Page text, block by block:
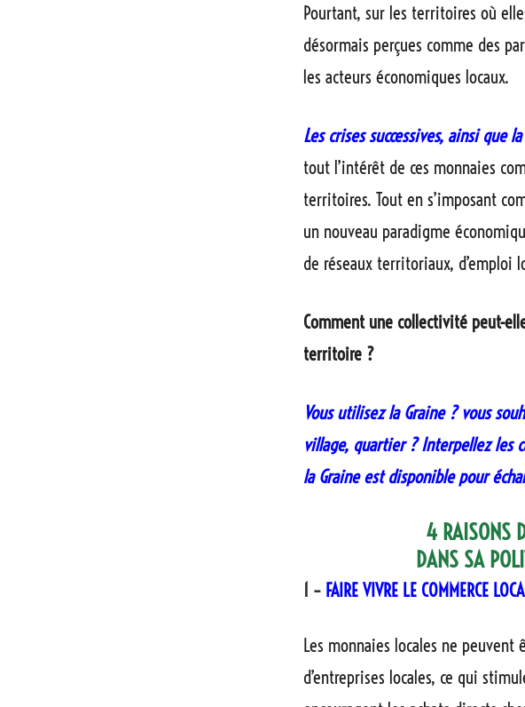
Pourtant, sur les territoires où
désormais perçues comme des
les acteurs économiques locaux.
Les crises successives, ainsi que
tout l’intérêt de ces monnaies
territoires. Tout en s’imposant
un nouveau paradigme
de réseaux territoriaux, d’emploi
Comment une collectivité peut-
territoire ?
Vous utilisez la Graine ? vous
village, quartier ? Interpellez les
la Graine est disponible pour
4 RAISONS
DANS SA
1 – FAIRE VIVRE LE COMMERCE
Les monnaies locales ne peuvent
d’entreprises locales, ce qui